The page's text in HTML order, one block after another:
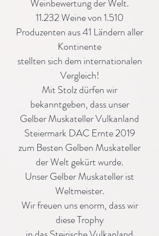
Weinbewertung der Welt.
11.232 Weine von 1.510
Produzenten aus 41 Ländern aller
Kontinente
stellten sich dem internationalen
Vergleich!
Mit Stolz dürfen wir
bekanntgeben, dass unser
Gelber Muskateller Vulkanland
Steiermark DAC Ernte 2019
zum Besten Gelben Muskateller
der Welt gekürt wurde.
Unser Gelber Muskateller ist
Weltmeister.
Wir freuen uns enorm, dass wir
diese Trophy